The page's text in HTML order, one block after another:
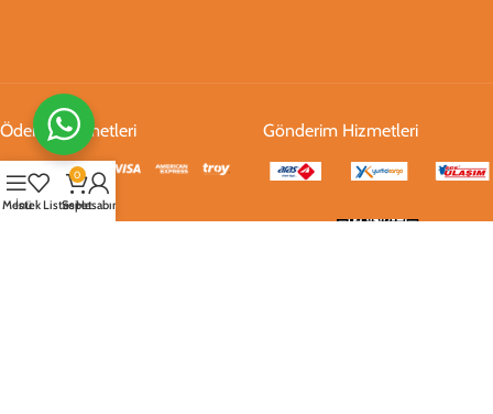
Ödeme Hizmetleri Gönderim Hizmetleri
Menüİstek Listesi
0
SepetHesabım